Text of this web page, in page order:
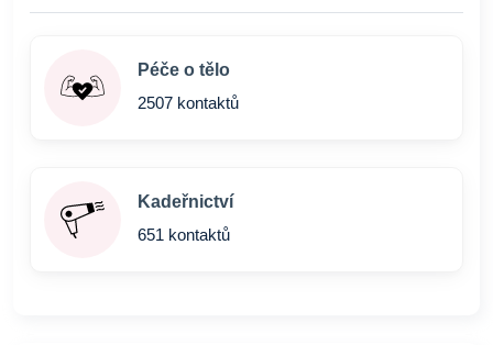
Péče o tělo
2507 kontaktů
Kadeřnictví
651 kontaktů